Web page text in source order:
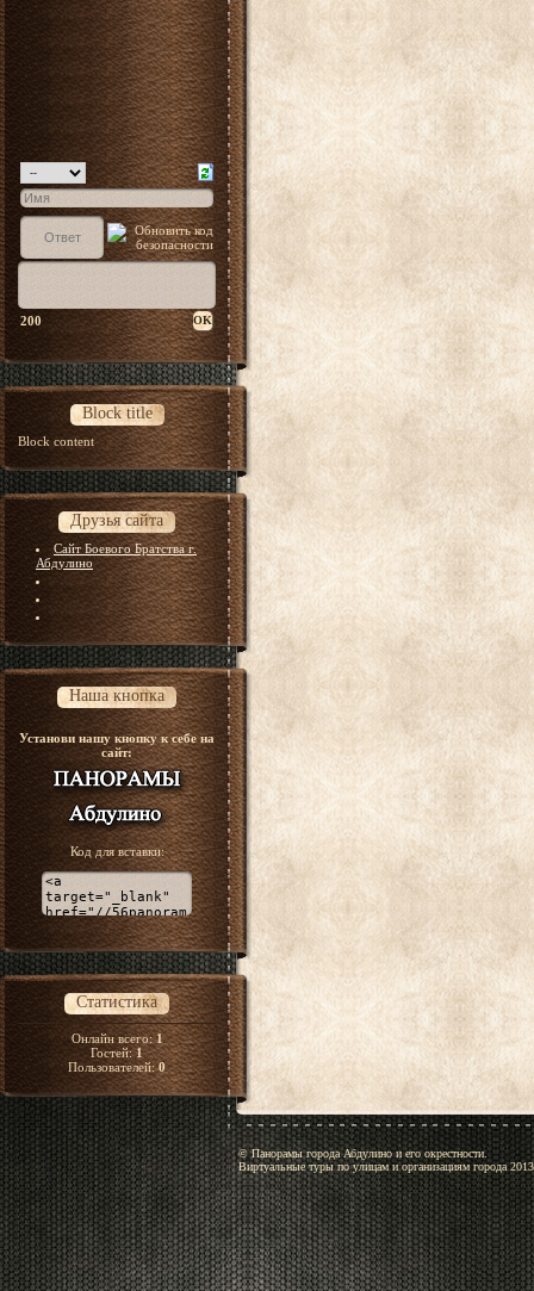
200
Block title
Block content
Друзья сайта
Сайт Боевого Братства г.
Абдулино
Наша кнопка
Установи нашу кнопку к себе на
сайт:
Код для вставки:
Статистика
Онлайн всего:1
Гостей:1
Пользователей:0
© Панорамы города Абдулино и его окрестности.
Виртуальные туры по улицам и организациям города